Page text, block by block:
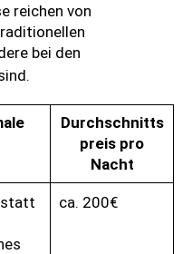
reichen von
bei den
Durchschnitts
preis pro
Nacht
ca. 200€